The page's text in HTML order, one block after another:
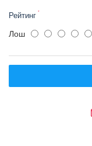
Рейтинг
Лош